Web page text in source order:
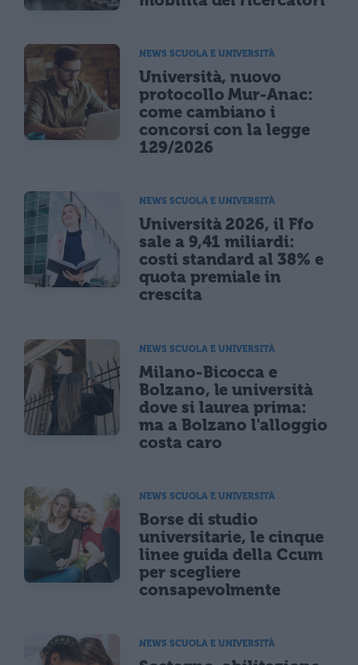
NEWS SCUOLA E UNIVERSITÀ
Università, nuovo
protocollo Mur-Anac:
come cambiano i
concorsi con la legge
129/2026
NEWS SCUOLA E UNIVERSITÀ
Università 2026, il Ffo
sale a 9,41 miliardi:
costi standard al 38% e
quota premiale in
crescita
NEWS SCUOLA E UNIVERSITÀ
Milano-Bicocca e
Bolzano, le università
dove si laurea prima:
ma a Bolzano l'alloggio
costa caro
NEWS SCUOLA E UNIVERSITÀ
Borse di studio
universitarie, le cinque
linee guida della Ccum
per scegliere
consapevolmente
NEWS SCUOLA E UNIVERSITÀ